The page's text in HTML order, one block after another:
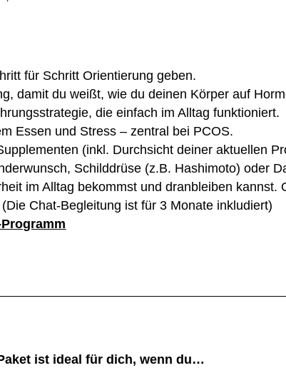
für Schritt Orientierung geben.
damit du weißt, wie du deinen Körper auf
die einfach im Alltag funktioniert.
Essen und Stress – zentral bei PCOS.
(inkl. Durchsicht deiner aktuellen
Schilddrüse (z.B. Hashimoto) oder
im Alltag bekommst und dranbleiben kannst.
Chat-Begleitung ist für 3 Monate inkludiert)
ist ideal für dich, wenn du…